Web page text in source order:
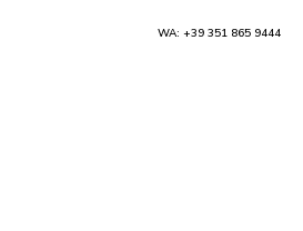
WA: +39 351 865 9444